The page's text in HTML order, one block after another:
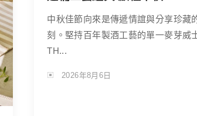
中秋佳節向來是傳遞情誼與分享珍藏
刻。堅持百年製酒工藝的單一麥芽威
TH...
2026年8月6日